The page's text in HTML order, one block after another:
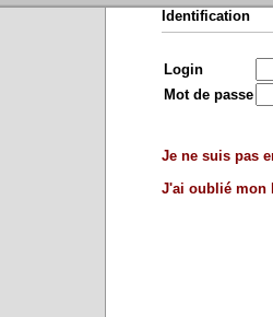
Identification
Login
Mot de passe
Je ne suis pas
J'ai oublié mon